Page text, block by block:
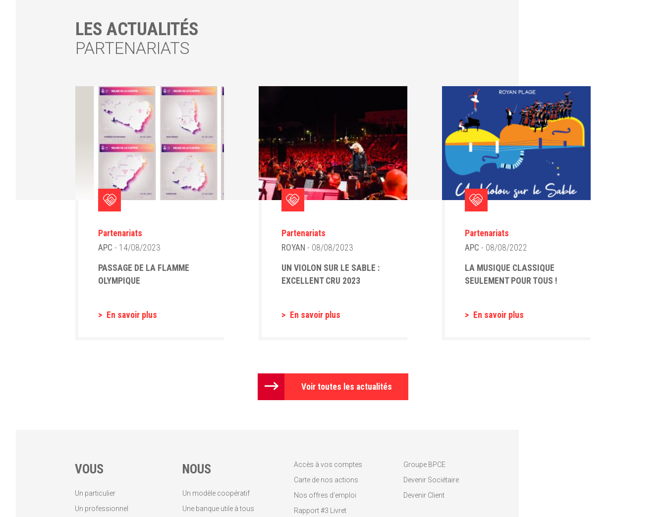
LES ACTUALITÉS
PARTENARIATS
Partenariats
APC - 14/08/2023
PASSAGE DE LA FLAMME
OLYMPIQUE
En savoir plus
Partenariats
ROYAN - 08/08/2023
UN VIOLON SUR LE SABLE :
EXCELLENT CRU 2023
En savoir plus
Partenariats
APC - 08/08/2022
LA MUSIQUE CLASSIQUE
SEULEMENT POUR TOUS !
En savoir plus
Voir toutes les actualités
VOUS
Un particulier
Un professionnel
NOUS
Un modèle coopératif
Une banque utile à tous
Accès à vos comptes
Carte de nos actions
Nos offres d'emploi
Rapport #3 Livret
Groupe BPCE
Devenir Sociétaire
Devenir Client